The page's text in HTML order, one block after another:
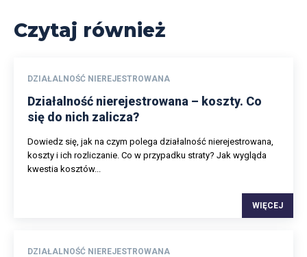
Czytaj również
DZIAŁALNOŚĆ NIEREJESTROWANA
Działalność nierejestrowana – koszty. Co
się do nich zalicza?
Dowiedz się, jak na czym polega działalność nierejestrowana,
koszty i ich rozliczanie. Co w przypadku straty? Jak wygląda
kwestia kosztów...
WIĘCEJ
DZIAŁALNOŚĆ NIEREJESTROWANA